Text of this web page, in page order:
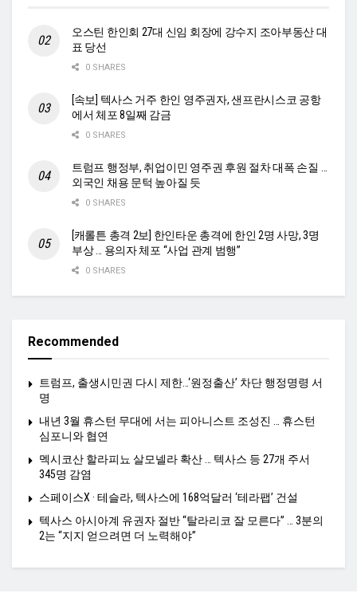
오스틴 한인회 27대 신임 회장에 강수지 조아부동산 대
표 당선
0 SHARES
[속보] 텍사스 거주 한인 영주권자, 샌프란시스코 공항
에서 체포 8일째 감금
0 SHARES
트럼프 행정부, 취업이민 영주권 후원 절차 대폭 손질 …
외국인 채용 문턱 높아질 듯
0 SHARES
[캐롤튼 총격 2보] 한인타운 총격에 한인 2명 사망, 3명
부상 … 용의자 체포 “사업 관계 범행”
0 SHARES
Recommended
트럼프, 출생시민권 다시 제한…‘원정출산’ 차단 행정명령 서
명
내년 3월 휴스턴 무대에 서는 피아니스트 조성진 … 휴스턴
심포니와 협연
멕시코산 할라피뇨 살모넬라 확산 … 텍사스 등 27개 주서
345명 감염
스페이스X · 테슬라, 텍사스에 168억달러 ‘테라팹’ 건설
텍사스 아시아계 유권자 절반 “탈라리코 잘 모른다” … 3분의
2는 “지지 얻으려면 더 노력해야”